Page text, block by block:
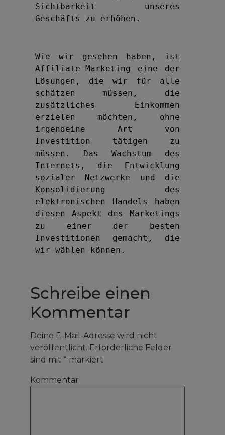
Sichtbarkeit unseres
Geschäfts zu erhöhen.
Wie wir gesehen haben, ist
Affiliate-Marketing eine der
Lösungen, die wir für alle
schätzen müssen, die
zusätzliches Einkommen
erzielen möchten, ohne
irgendeine Art von
Investition tätigen zu
müssen. Das Wachstum des
Internets, die Entwicklung
sozialer Netzwerke und die
Konsolidierung des
elektronischen Handels haben
diesen Aspekt des Marketings
zu einer der besten
Investitionen gemacht, die
wir wählen können.
Schreibe einen
Kommentar
Deine E-Mail-Adresse wird nicht
veröffentlicht. Erforderliche Felder
sind mit * markiert
Kommentar